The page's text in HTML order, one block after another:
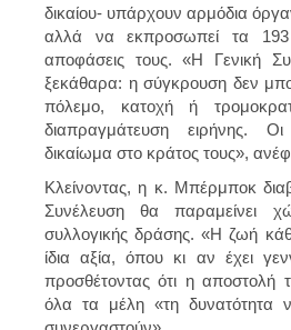
δικαίου- υπάρχουν αρμόδια
αλλά να εκπροσωπεί τα 193
αποφάσεις τους. «Η Γενική
ξεκάθαρα: η σύγκρουση δεν
πόλεμο, κατοχή ή
διαπραγμάτευση ειρήνης. Οι
δικαίωμα στο κράτος τους»,
Κλείνοντας, η κ. Μπέρμποκ
Συνέλευση θα παραμείνει
συλλογικής δράσης. «Η ζωή
ίδια αξία, όπου κι αν έχει
προσθέτοντας ότι η αποστολή
όλα τα μέλη «τη δυνατότητα